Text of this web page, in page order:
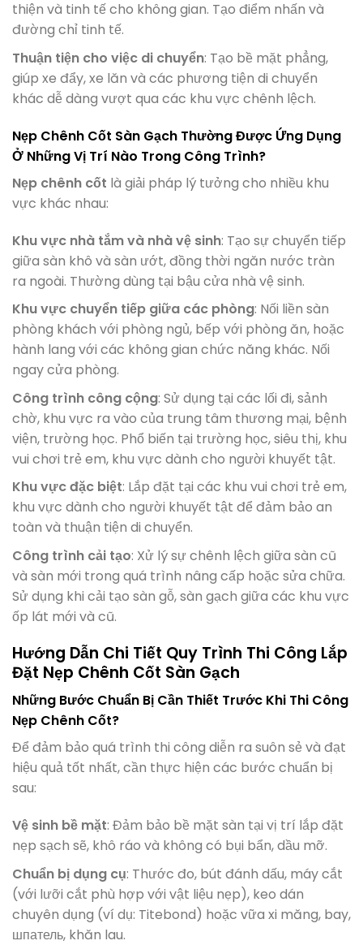
thiện và tinh tế cho không gian. Tạo điểm nhấn và
đường chỉ tinh tế.
Thuận tiện cho việc di chuyển: Tạo bề mặt phẳng,
giúp xe đẩy, xe lăn và các phương tiện di chuyển
khác dễ dàng vượt qua các khu vực chênh lệch.
Nẹp Chênh Cốt Sàn Gạch Thường Được Ứng Dụng
Ở Những Vị Trí Nào Trong Công Trình?
Nẹp chênh cốt là giải pháp lý tưởng cho nhiều khu
vực khác nhau:
Khu vực nhà tắm và nhà vệ sinh: Tạo sự chuyển tiếp
giữa sàn khô và sàn ướt, đồng thời ngăn nước tràn
ra ngoài. Thường dùng tại bậu cửa nhà vệ sinh.
Khu vực chuyển tiếp giữa các phòng: Nối liền sàn
phòng khách với phòng ngủ, bếp với phòng ăn, hoặc
hành lang với các không gian chức năng khác. Nối
ngay cửa phòng.
Công trình công cộng: Sử dụng tại các lối đi, sảnh
chờ, khu vực ra vào của trung tâm thương mại, bệnh
viện, trường học. Phổ biến tại trường học, siêu thị, khu
vui chơi trẻ em, khu vực dành cho người khuyết tật.
Khu vực đặc biệt: Lắp đặt tại các khu vui chơi trẻ em,
khu vực dành cho người khuyết tật để đảm bảo an
toàn và thuận tiện di chuyển.
Công trình cải tạo: Xử lý sự chênh lệch giữa sàn cũ
và sàn mới trong quá trình nâng cấp hoặc sửa chữa.
Sử dụng khi cải tạo sàn gỗ, sàn gạch giữa các khu vực
ốp lát mới và cũ.
Hướng Dẫn Chi Tiết Quy Trình Thi Công Lắp
Đặt Nẹp Chênh Cốt Sàn Gạch
Những Bước Chuẩn Bị Cần Thiết Trước Khi Thi Công
Nẹp Chênh Cốt?
Để đảm bảo quá trình thi công diễn ra suôn sẻ và đạt
hiệu quả tốt nhất, cần thực hiện các bước chuẩn bị
sau:
Vệ sinh bề mặt: Đảm bảo bề mặt sàn tại vị trí lắp đặt
nẹp sạch sẽ, khô ráo và không có bụi bẩn, dầu mỡ.
Chuẩn bị dụng cụ: Thước đo, bút đánh dấu, máy cắt
(với lưỡi cắt phù hợp với vật liệu nẹp), keo dán
chuyên dụng (ví dụ: Titebond) hoặc vữa xi măng, bay,
шпатель, khăn lau.